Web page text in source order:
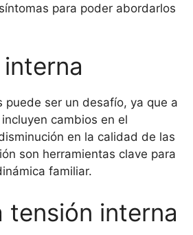
para poder abordarlos
ser un desafío, ya que a
cambios en el
en la calidad de las
son herramientas clave para
familiar.
tensión interna